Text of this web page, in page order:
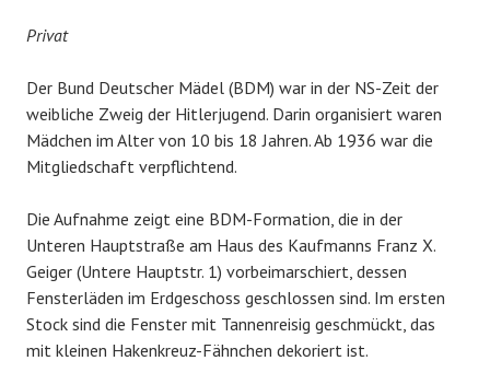
Privat
Der Bund Deutscher Mädel (BDM) war in der NS-Zeit der
weibliche Zweig der Hitlerjugend. Darin organisiert waren
Mädchen im Alter von 10 bis 18 Jahren. Ab 1936 war die
Mitgliedschaft verpflichtend.
Die Aufnahme zeigt eine BDM-Formation, die in der
Unteren Hauptstraße am Haus des Kaufmanns Franz X.
Geiger (Untere Hauptstr. 1) vorbeimarschiert, dessen
Fensterläden im Erdgeschoss geschlossen sind. Im ersten
Stock sind die Fenster mit Tannenreisig geschmückt, das
mit kleinen Hakenkreuz-Fähnchen dekoriert ist.